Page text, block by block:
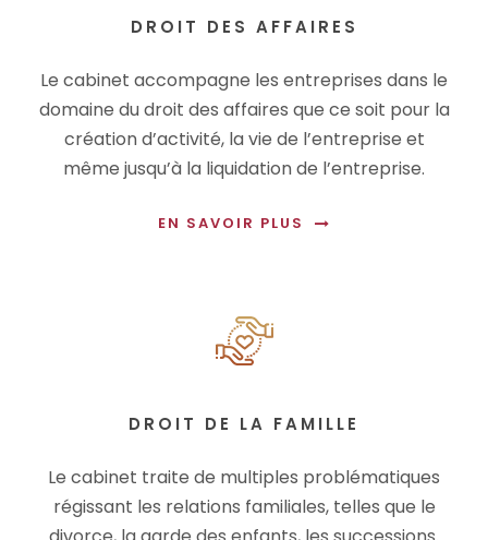
DROIT DES AFFAIRES
Le cabinet accompagne les entreprises dans le
domaine du droit des affaires que ce soit pour la
création d’activité, la vie de l’entreprise et
même jusqu’à la liquidation de l’entreprise.
EN SAVOIR PLUS
DROIT DE LA FAMILLE
Le cabinet traite de multiples problématiques
régissant les relations familiales, telles que le